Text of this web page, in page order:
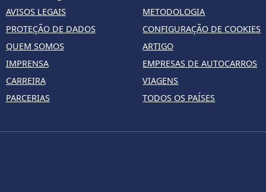
AVISOS LEGAIS
PROTEÇÃO DE DADOS
QUEM SOMOS
IMPRENSA
CARREIRA
PARCERIAS
METODOLOGIA
CONFIGURAÇÃO DE COOKIES
ARTIGO
EMPRESAS DE AUTOCARROS
VIAGENS
TODOS OS PAÍSES